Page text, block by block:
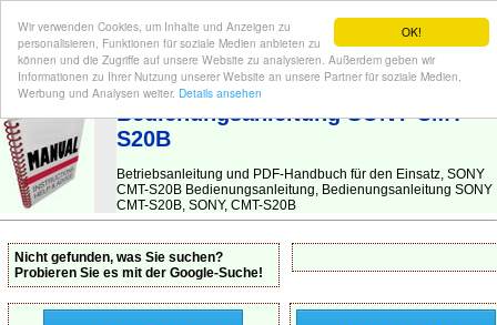
OK!
Wir verwenden Cookies, um Inhalte und Anzeigen zu
personalisieren, Funktionen für soziale Medien anbieten zu
können und die Zugriffe auf unsere Website zu analysieren. Außerdem geben wir
Informationen zu Ihrer Nutzung unserer Website an unsere Partner für soziale Medien,
Werbung und Analysen weiter. Details ansehen
BEDIENUNGSANLEITUNG| Hier finden Sie die deutsche Anleitung!
Bedienungsanleitung SONY CMT-
S20B
Betriebsanleitung und PDF-Handbuch für den Einsatz, SONY
CMT-S20B Bedienungsanleitung, Bedienungsanleitung SONY
CMT-S20B, SONY, CMT-S20B
Nicht gefunden, was Sie suchen?
Probieren Sie es mit der Google-Suche!